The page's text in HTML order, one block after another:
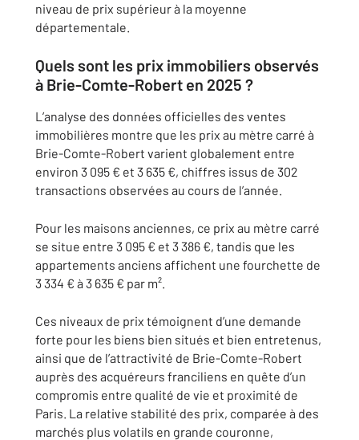
niveau de prix supérieur à la moyenne
départementale.
Quels sont les prix immobiliers observés
à Brie-Comte-Robert en 2025 ?
L’analyse des données officielles des ventes
immobilières montre que les prix au mètre carré à
Brie-Comte-Robert varient globalement entre
environ 3 095 € et 3 635 €, chiffres issus de 302
transactions observées au cours de l’année.
Pour les maisons anciennes, ce prix au mètre carré
se situe entre 3 095 € et 3 386 €, tandis que les
appartements anciens affichent une fourchette de
3 334 € à 3 635 € par m².
Ces niveaux de prix témoignent d’une demande
forte pour les biens bien situés et bien entretenus,
ainsi que de l’attractivité de Brie-Comte-Robert
auprès des acquéreurs franciliens en quête d’un
compromis entre qualité de vie et proximité de
Paris. La relative stabilité des prix, comparée à des
marchés plus volatils en grande couronne,